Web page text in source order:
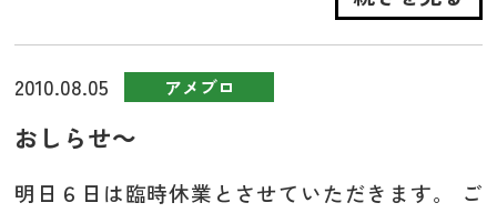
2010.08.05 アメブロ
おしらせ～
明日６日は臨時休業とさせていただきます。 ご